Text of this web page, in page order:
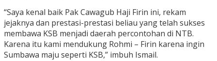
“Saya kenal baik Pak Cawagub Haji Firin ini, rekam
jejaknya dan prestasi-prestasi beliau yang telah sukses
membawa KSB menjadi daerah percontohan di NTB.
Karena itu kami mendukung Rohmi – Firin karena ingin
Sumbawa maju seperti KSB,” imbuh Ismail.